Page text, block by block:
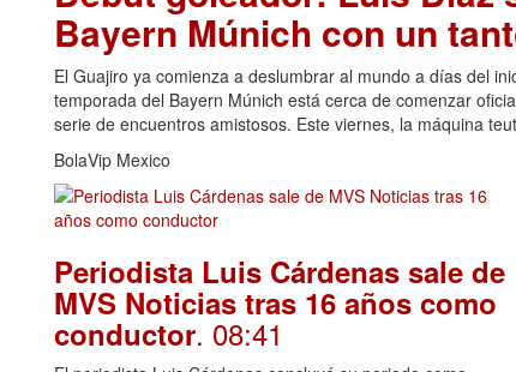
Bayern Múnich con un
El Guajiro ya comienza a deslumbrar al mundo a días del
temporada del Bayern Múnich está cerca de comenzar
serie de encuentros amistosos. Este viernes, la máquina
BolaVip Mexico
Periodista Luis Cárdenas sale de
MVS Noticias tras 16 años como
conductor. 08:41